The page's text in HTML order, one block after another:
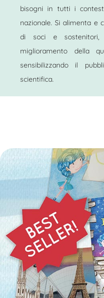
bisogni in tutti i
nazionale. Si alimenta e
di soci e sostenitori,
miglioramento della
sensibilizzando il
scientifica.